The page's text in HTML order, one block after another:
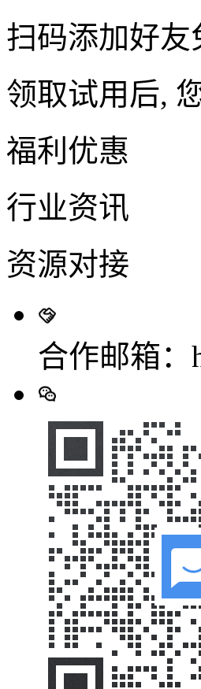
扫码添加好
领取试用后,
福利优惠
行业资讯
资源对接
合作邮箱：